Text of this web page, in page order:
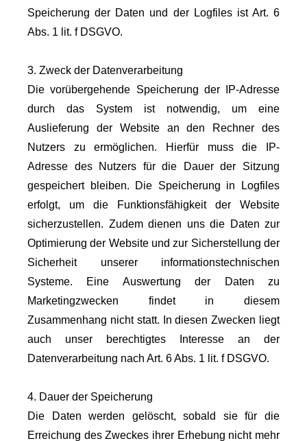
Speicherung der Daten und der Logfiles ist Art. 6
Abs. 1 lit. f DSGVO.
3. Zweck der Datenverarbeitung
Die vorübergehende Speicherung der IP-Adresse
durch das System ist notwendig, um eine
Auslieferung der Website an den Rechner des
Nutzers zu ermöglichen. Hierfür muss die IP-
Adresse des Nutzers für die Dauer der Sitzung
gespeichert bleiben. Die Speicherung in Logfiles
erfolgt, um die Funktionsfähigkeit der Website
sicherzustellen. Zudem dienen uns die Daten zur
Optimierung der Website und zur Sicherstellung der
Sicherheit unserer informationstechnischen
Systeme. Eine Auswertung der Daten zu
Marketingzwecken findet in diesem
Zusammenhang nicht statt. In diesen Zwecken liegt
auch unser berechtigtes Interesse an der
Datenverarbeitung nach Art. 6 Abs. 1 lit. f DSGVO.
4. Dauer der Speicherung
Die Daten werden gelöscht, sobald sie für die
Erreichung des Zweckes ihrer Erhebung nicht mehr